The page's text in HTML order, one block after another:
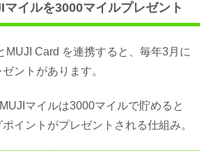
イルを3000マイルプレゼント
MUJI Card を連携すると、毎年3月に
ントがあります。
マイルは3000マイルで貯めると
イントがプレゼントされる仕組み。